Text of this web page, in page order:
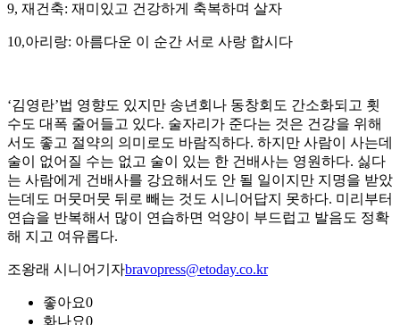
9, 재건축: 재미있고 건강하게 축복하며 살자
10,아리랑: 아름다운 이 순간 서로 사랑 합시다
‘김영란’법 영향도 있지만 송년회나 동창회도 간소화되고 횟
수도 대폭 줄어들고 있다. 술자리가 준다는 것은 건강을 위해
서도 좋고 절약의 의미로도 바람직하다. 하지만 사람이 사는데
술이 없어질 수는 없고 술이 있는 한 건배사는 영원하다. 싫다
는 사람에게 건배사를 강요해서도 안 될 일이지만 지명을 받았
는데도 머뭇머뭇 뒤로 빼는 것도 시니어답지 못하다. 미리부터
연습을 반복해서 많이 연습하면 억양이 부드럽고 발음도 정확
해 지고 여유롭다.
조왕래 시니어기자bravopress@etoday.co.kr
좋아요0
화나요0